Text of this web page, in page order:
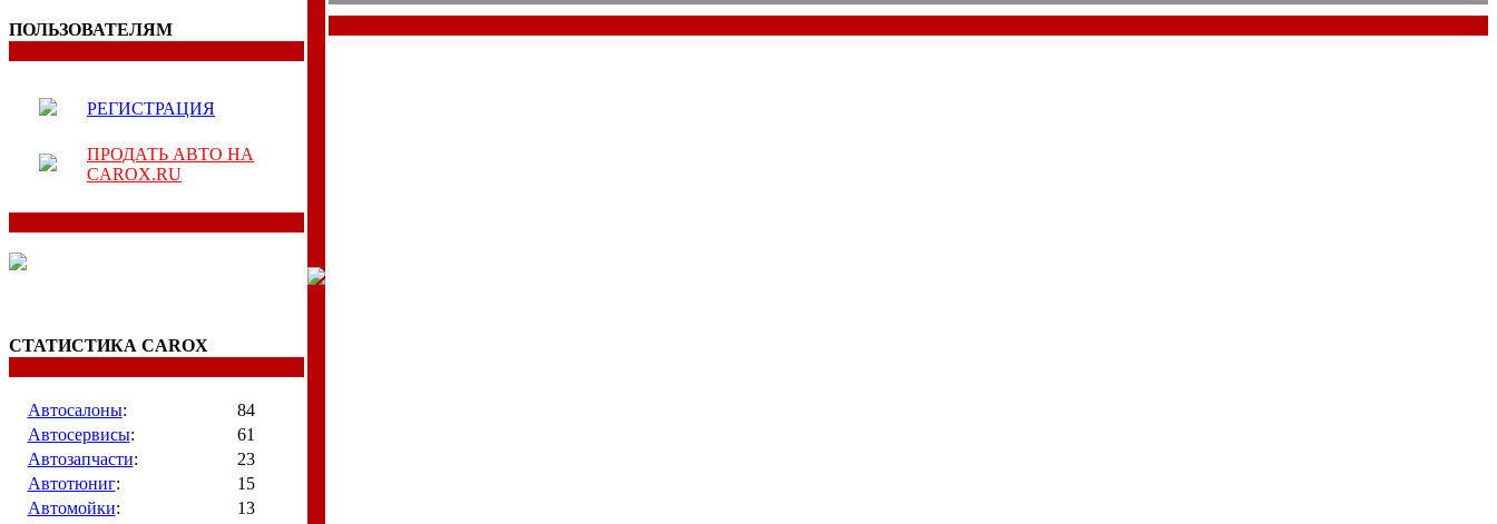
ПОЛЬЗОВАТЕЛЯМ
РЕГИСТРАЦИЯ
ПРОДАТЬ АВТО НА
CAROX.RU
СТАТИСТИКА CAROX
Автосалоны:
84
Автосервисы:
61
Автозапчасти:
23
Автотюниг:
15
Автомойки:
13